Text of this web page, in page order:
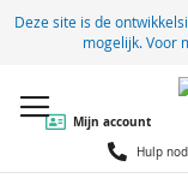
Deze site is de
mogelijk. Voor
Mijn account
Hulp